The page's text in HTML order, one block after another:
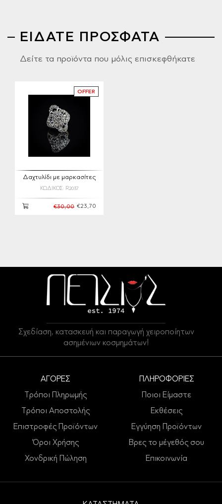
ΕΙΔΑΤΕ ΠΡΟΣΦΑΤΑ
Δείτε τα προϊόντα που μόλις επισκεφθήκατε
OFFER
Δαχτυλίδι με μαρκασίτες
ΚΩΔΙΚΟΣ: R2037
€23,70
€30,00
Σχεδίαση, κατασκευή και παραγωγή χειροποίητων
ασημένιων κοσμημάτων!
ΑΓΟΡΕΣ
Τρόποι Πληρωμής
Τρόποι Αποστολής
Επιστροφές Προϊόντων
Όροι Χρήσης
Χονδρική Πώληση
ΠΛΗΡΟΦΟΡΙΕΣ
Ποιοι Είμαστε
Εκθέσεις
Εγγύηση Προϊόντων
Βρες το μέγεθός σου
Επικοινωνία